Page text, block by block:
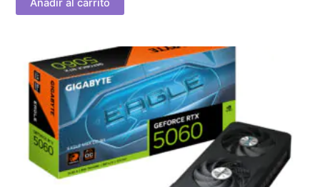
Añadir al carrito